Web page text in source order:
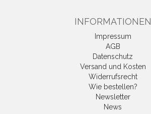
INFORMATIONEN
Impressum
AGB
Datenschutz
Versand und Kosten
Widerrufsrecht
Wie bestellen?
Newsletter
News